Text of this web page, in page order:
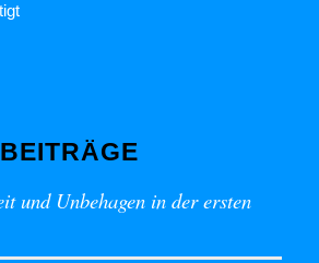
und Unbehagen in der ersten